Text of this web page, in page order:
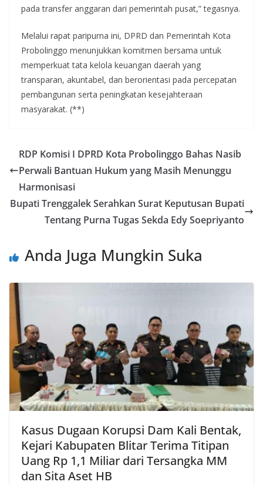
pada transfer anggaran dari pemerintah pusat,” tegasnya.
Melalui rapat paripurna ini, DPRD dan Pemerintah Kota
Probolinggo menunjukkan komitmen bersama untuk
memperkuat tata kelola keuangan daerah yang
transparan, akuntabel, dan berorientasi pada percepatan
pembangunan serta peningkatan kesejahteraan
masyarakat. (**)
RDP Komisi I DPRD Kota Probolinggo Bahas Nasib
Perwali Bantuan Hukum yang Masih Menunggu
Harmonisasi
Bupati Trenggalek Serahkan Surat Keputusan Bupati
Tentang Purna Tugas Sekda Edy Soepriyanto
Anda Juga Mungkin Suka
Kasus Dugaan Korupsi Dam Kali Bentak,
Kejari Kabupaten Blitar Terima Titipan
Uang Rp 1,1 Miliar dari Tersangka MM
dan Sita Aset HB